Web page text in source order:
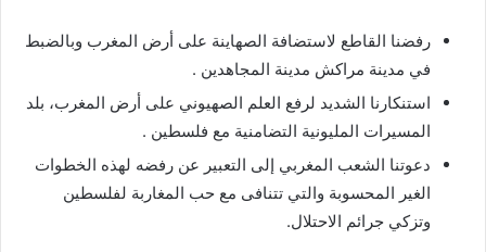
رفضنا القاطع لاستضافة الصهاينة على أرض المغرب وبالضبط
في مدينة مراكش مدينة المجاهدين .
استنكارنا الشديد لرفع العلم الصهيوني على أرض المغرب، بلد
المسيرات المليونية التضامنية مع فلسطين .
دعوتنا الشعب المغربي إلى التعبير عن رفضه لهذه الخطوات
الغير المحسوبة والتي تتنافى مع حب المغاربة لفلسطين
وتزكي جرائم الاحتلال.